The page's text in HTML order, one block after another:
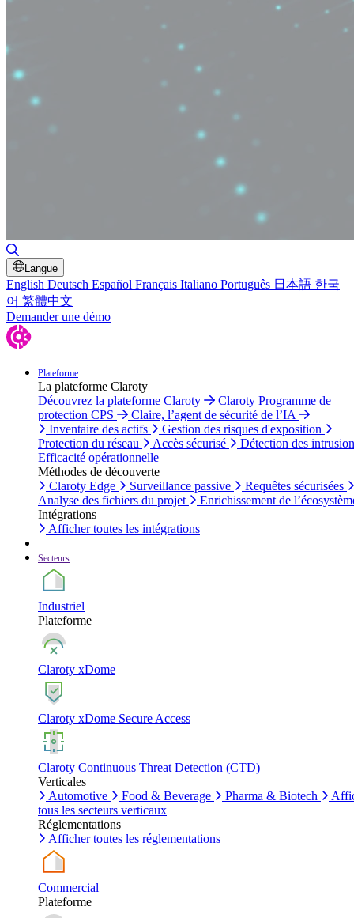
Langue
English Deutsch Español Français Italiano Português 日本語 한국
어 繁體中文
Demander une démo
Plateforme
La plateforme Claroty
Découvrez la plateforme Claroty
Claroty Programme de
protection CPS
Claire, l’agent de sécurité de l’IA
Inventaire des actifs
Gestion des risques d'exposition
Protection du réseau
Accès sécurisé
Détection des
Efficacité opérationnelle
Méthodes de découverte
Claroty Edge
Surveillance passive
Requêtes sécurisées
Analyse des fichiers du projet
Enrichissement de
Intégrations
Afficher toutes les intégrations
Secteurs
Industriel
Plateforme
Claroty xDome
Claroty xDome Secure Access
Claroty Continuous Threat Detection (CTD)
Verticales
Automotive
Food & Beverage Pharma & Biotech
tous les secteurs verticaux
Réglementations
Afficher toutes les réglementations
Commercial
Plateforme